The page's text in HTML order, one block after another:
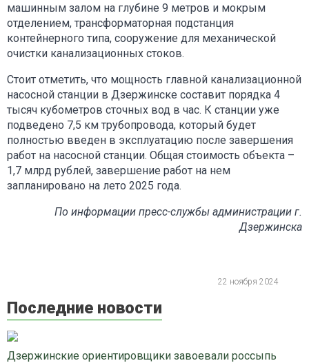
машинным залом на глубине 9 метров и мокрым
отделением, трансформаторная подстанция
контейнерного типа, сооружение для механической
очистки канализационных стоков.
Стоит отметить, что мощность главной канализационной
насосной станции в Дзержинске составит порядка 4
тысяч кубометров сточных вод в час. К станции уже
подведено 7,5 км трубопровода, который будет
полностью введен в эксплуатацию после завершения
работ на насосной станции. Общая стоимость объекта –
1,7 млрд рублей, завершение работ на нем
запланировано на лето 2025 года.
По информации пресс-службы администрации г.
Дзержинска
22 ноября 2024
Последние новости
Дзержинские ориентировщики завоевали россыпь